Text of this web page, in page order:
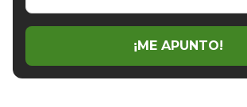
email
¡ME APUNTO!